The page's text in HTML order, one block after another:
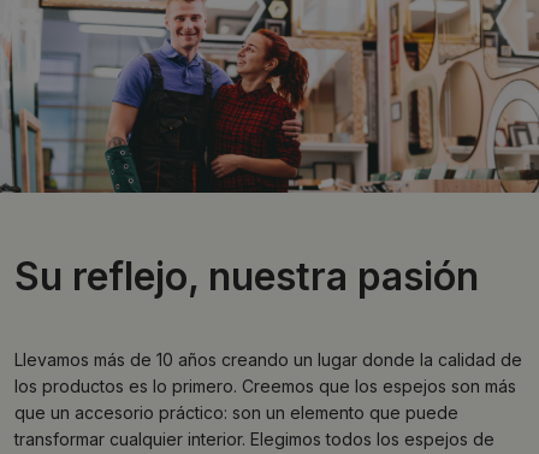
Su reflejo, nuestra pasión
Llevamos más de 10 años creando un lugar donde la calidad de
los productos es lo primero. Creemos que los espejos son más
que un accesorio práctico: son un elemento que puede
transformar cualquier interior. Elegimos todos los espejos de